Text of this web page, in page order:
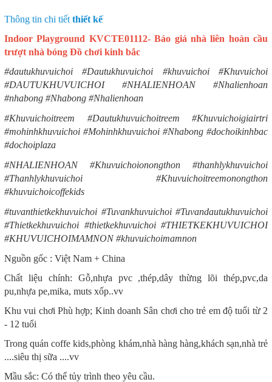
Thông tin chi tiết thiết kế
Indoor Playground KVCTE01112- Báo giá nhà liên hoàn cầu
trượt nhà bóng Đồ chơi kinh bắc
#dautukhuvuichoi #Dautukhuvuichoi #khuvuichoi #Khuvuichoi
#DAUTUKHUVUICHOI #NHALIENHOAN #Nhalienhoan
#nhabong #Nhabong #Nhalienhoan
#Khuvuichoitreem #Dautukhuvuichoitreem #Khuvuichoigiairtri
#mohinhkhuvuichoi #Mohinhkhuvuichoi #Nhabong #dochoikinhbac
#dochoiplaza
#NHALIENHOAN #Khuvuichoionongthon #thanhlykhuvuichoi
#Thanhlykhuvuichoi #Khuvuichoitreemonongthon
#khuvuichoicoffekids
#tuvanthietkekhuvuichoi #Tuvankhuvuichoi #Tuvandautukhuvuichoi
#Thietkekhuvuichoi #thietkekhuvuichoi #THIETKEKHUVUICHOI
#KHUVUICHOIMAMNON #khuvuichoimamnon
Nguồn gốc : Việt Nam + China
Chất liệu chính: Gỗ,nhựa pvc ,thép,dây thừng lõi thép,pvc,da
pu,nhựa pe,mika, muts xốp..vv
Khu vui chơi Phù hợp; Kinh doanh Sân chơi cho trẻ em độ tuổi từ 2
- 12 tuổi
Trong quán coffe kids,phòng khám,nhà hàng hàng,khách sạn,nhà trẻ
....siêu thị sữa ....vv
Mầu sắc: Có thể tủy trình theo yêu cầu.